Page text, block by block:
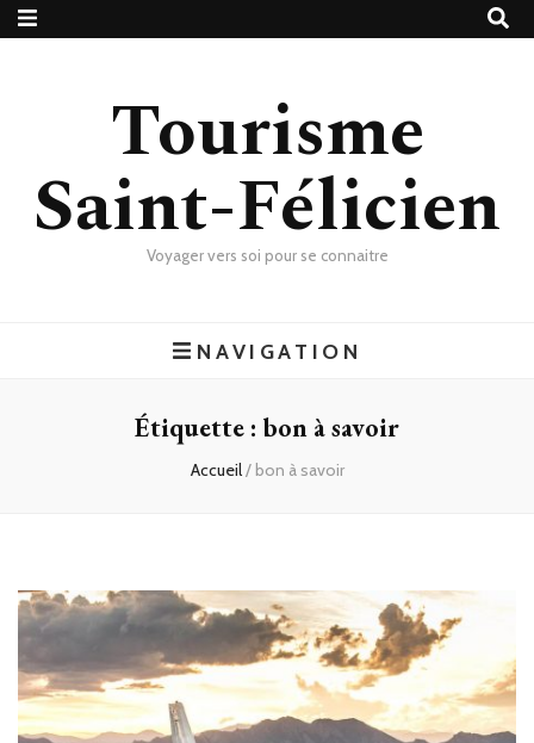
Tourisme
Saint-Félicien
Voyager vers soi pour se connaitre
NAVIGATION
Étiquette : bon à savoir
Accueil/ bon à savoir